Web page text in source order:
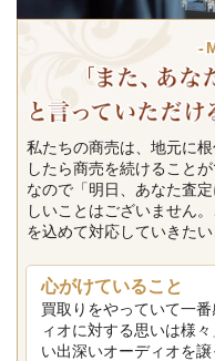
-
私たちの商売は、地元に
したら商売を続けること
なので「明日、あなた査
しいことはございません
を込めて対応していきたい
心がけていること
買取りをやっていて一
ィオに対する思いは様
い出深いオーディオを